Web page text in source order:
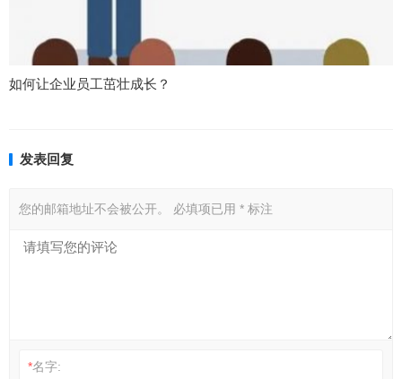
如何让企业员工茁壮成长？
发表回复
您的邮箱地址不会被公开。 必填项已用 * 标注
*名字: